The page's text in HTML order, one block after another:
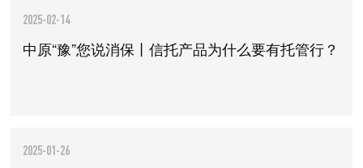
2025-02-14
中原“豫”您说消保丨信托产品为什么要有托管行？
2025-01-26